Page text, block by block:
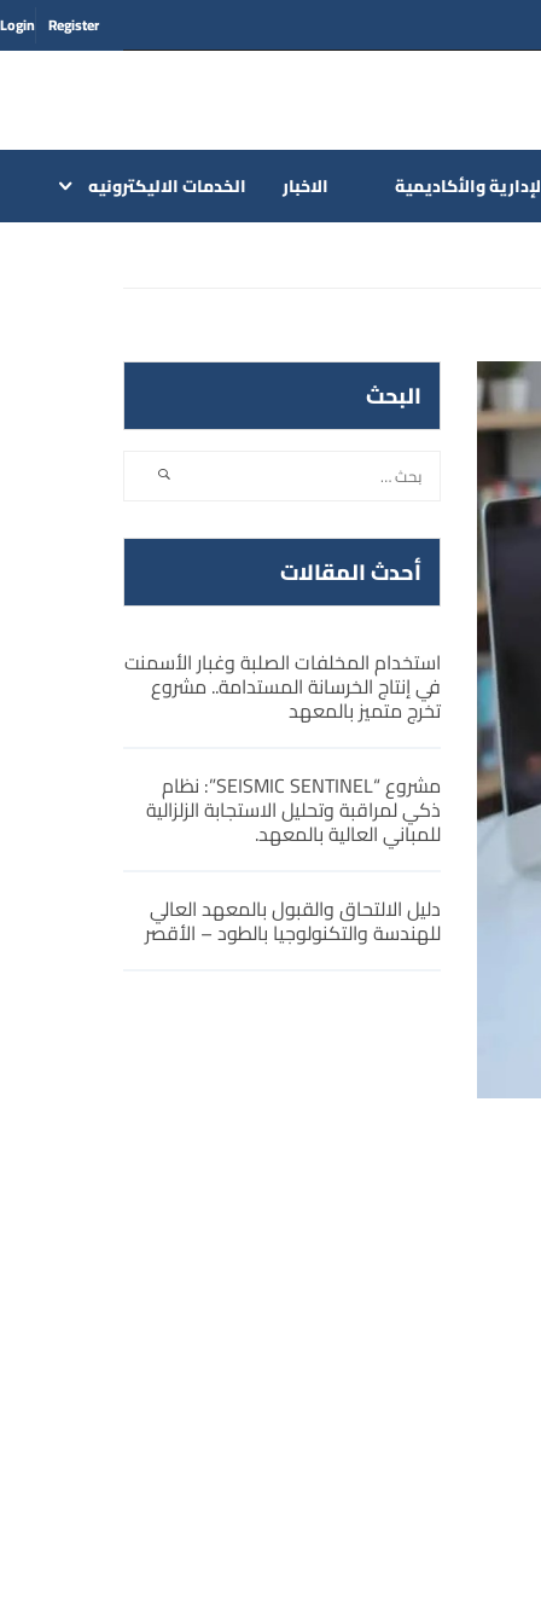
Register
Login
والأكاديمية الاخبار الخدمات الاليكترونيه
البحث
أحدث المقالات
استخدام المخلفات الصلبة وغبار الأسمنت
في إنتاج الخرسانة المستدامة.. مشروع
تخرج متميز بالمعهد
مشروع “SEISMIC SENTINEL”: نظام
ذكي لمراقبة وتحليل الاستجابة الزلزالية
للمباني العالية بالمعهد.
دليل الالتحاق والقبول بالمعهد العالي
للهندسة والتكنولوجيا بالطود – الأقصر